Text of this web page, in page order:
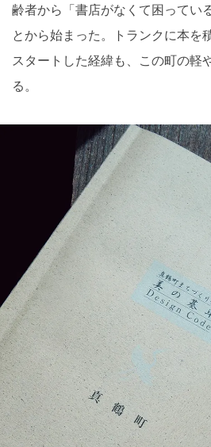
齢者から「書店がなくて困ってい
とから始まった。トランクに本を
スタートした経緯も、この町の軽
る。